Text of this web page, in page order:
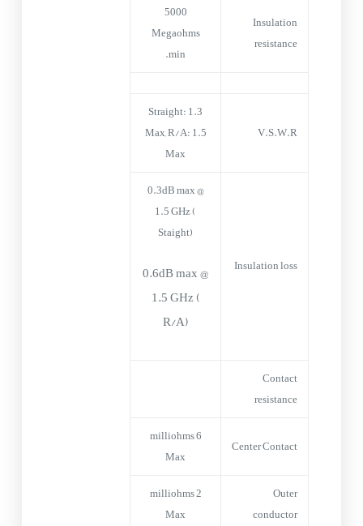
Insulation
resistance
5000
Megaohms
min.
V.S.W.R
Straight: 1.3
Max, R/A: 1.5
Max
Insulation loss
0.3dB max @
1.5 GHz (
Staight)
0.6dB max @
1.5 GHz (
R/A)
Contact
resistance
Center Contact
6 milliohms
Max
Outer
conductor
2 milliohms
Max